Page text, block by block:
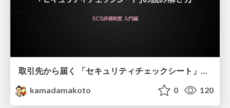
取引先から届く 「セキュリティチェックシート」の読み解き方
kamadamakoto
0 120